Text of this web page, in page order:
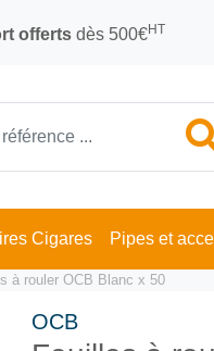
offertsdès 500€HT
Cigares Pipes et
à rouler OCB Blanc x 50
OCB